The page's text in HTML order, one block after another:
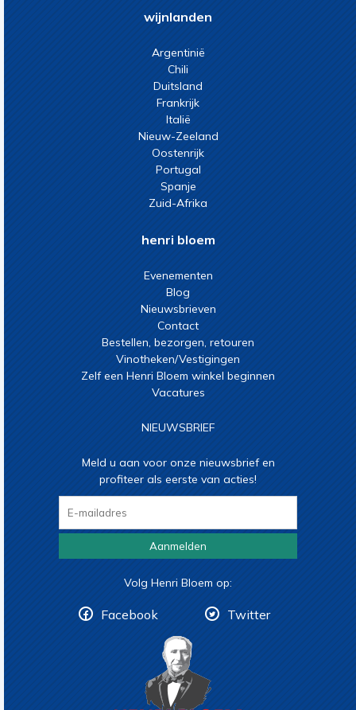
wijnlanden
Argentinië
Chili
Duitsland
Frankrijk
Italië
Nieuw-Zeeland
Oostenrijk
Portugal
Spanje
Zuid-Afrika
henri bloem
Evenementen
Blog
Nieuwsbrieven
Contact
Bestellen, bezorgen, retouren
Vinotheken/Vestigingen
Zelf een Henri Bloem winkel beginnen
Vacatures
NIEUWSBRIEF
Meld u aan voor onze nieuwsbrief en
profiteer als eerste van acties!
Aanmelden
Volg Henri Bloem op:
Facebook Twitter